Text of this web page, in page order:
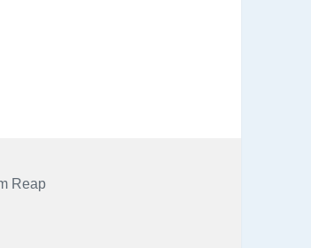
Pequeño (Bayon, Ta Prohm, Angkor
Reap
Pequeño (Bayon, Ta Prohm, Angkor